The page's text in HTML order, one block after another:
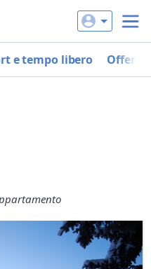
e tempo libero Offerte